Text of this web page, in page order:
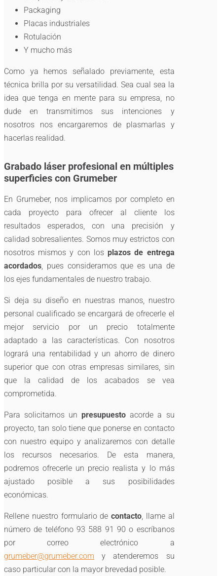
Packaging
Placas industriales
Rotulación
Y mucho más
Como ya hemos señalado previamente, esta
técnica brilla por su versatilidad. Sea cual sea la
idea que tenga en mente para su empresa, no
dude en transmitirnos sus intenciones y
nosotros nos encargaremos de plasmarlas y
hacerlas realidad.
Grabado láser profesional en múltiples
superficies con Grumeber
En Grumeber, nos implicamos por completo en
cada proyecto para ofrecer al cliente los
resultados esperados, con una precisión y
calidad sobresalientes. Somos muy estrictos con
nosotros mismos y con los plazos de entrega
acordados , pues consideramos que es una de
los ejes fundamentales de nuestro trabajo.
Si deja su diseño en nuestras manos, nuestro
personal cualificado se encargará de ofrecerle el
mejor servicio por un precio totalmente
adaptado a las características. Con nosotros
logrará una rentabilidad y un ahorro de dinero
superior que con otras empresas similares, sin
que la calidad de los acabados se vea
comprometida.
Para solicitarnos un presupuesto acorde a su
proyecto, tan solo tiene que ponerse en contacto
con nuestro equipo y analizaremos con detalle
los recursos necesarios. De esta manera,
podremos ofrecerle un precio realista y lo más
ajustado posible a sus posibilidades
económicas.
Rellene nuestro formulario decontacto , llame al
número de teléfono 93 588 91 90 o escríbanos
por correo electrónico a
grumeber@grumeber.com y atenderemos su
caso particular con la mayor brevedad posible.